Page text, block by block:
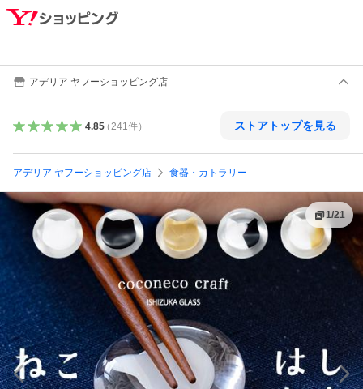
アデリア ヤフーショッピング店
4.85（ 241件） ストアトップを見る
アデリア ヤフーショッピング店 食器・カトラリー
1/21